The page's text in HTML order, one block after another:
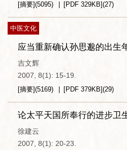
[摘要](5095) [PDF 329KB](27)
中医文化
应当重新确认孙思邈的出生
吉文辉
2007, 8(1): 15-19.
[摘要](5169) [PDF 379KB](29)
论太平天国所奉行的进步卫
徐建云
2007, 8(1): 20-23.